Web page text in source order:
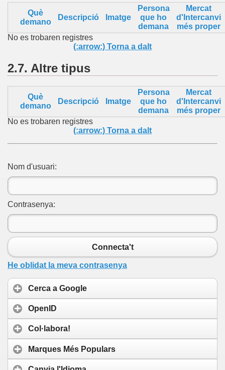
Què
demano
Descripció Imatge
Persona
que ho
demana
Mercat
d'Intercanvi
més proper
No es trobaren registres
(:arrow:) Torna a dalt
2.7. Altre tipus
Què
demano
Descripció Imatge
Persona
que ho
demana
Mercat
d'Intercanvi
més proper
No es trobaren registres
(:arrow:) Torna a dalt
Nom d'usuari:
Contrasenya:
Connecta't
He oblidat la meva contrasenya
Cerca a Google
OpenID
Col·labora!
Marques Més Populars